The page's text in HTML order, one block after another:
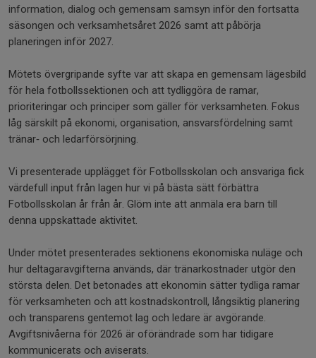
information, dialog och gemensam samsyn inför den fortsatta
säsongen och verksamhetsåret 2026 samt att påbörja
planeringen inför 2027.
Mötets övergripande syfte var att skapa en gemensam lägesbild
för hela fotbollssektionen och att tydliggöra de ramar,
prioriteringar och principer som gäller för verksamheten. Fokus
låg särskilt på ekonomi, organisation, ansvarsfördelning samt
tränar‑ och ledarförsörjning.
Vi presenterade upplägget för Fotbollsskolan och ansvariga fick
värdefull input från lagen hur vi på bästa sätt förbättra
Fotbollsskolan år från år. Glöm inte att anmäla era barn till
denna uppskattade aktivitet.
Under mötet presenterades sektionens ekonomiska nuläge och
hur deltagaravgifterna används, där tränarkostnader utgör den
största delen. Det betonades att ekonomin sätter tydliga ramar
för verksamheten och att kostnadskontroll, långsiktig planering
och transparens gentemot lag och ledare är avgörande.
Avgiftsnivåerna för 2026 är oförändrade som har tidigare
kommunicerats och aviserats.